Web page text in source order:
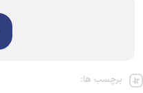
برچسب ها: